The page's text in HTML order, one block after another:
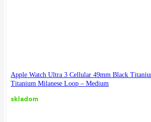
Apple Watch Ultra 3 Cellular 49mm Black
Titanium Milanese Loop – Medium
skladom